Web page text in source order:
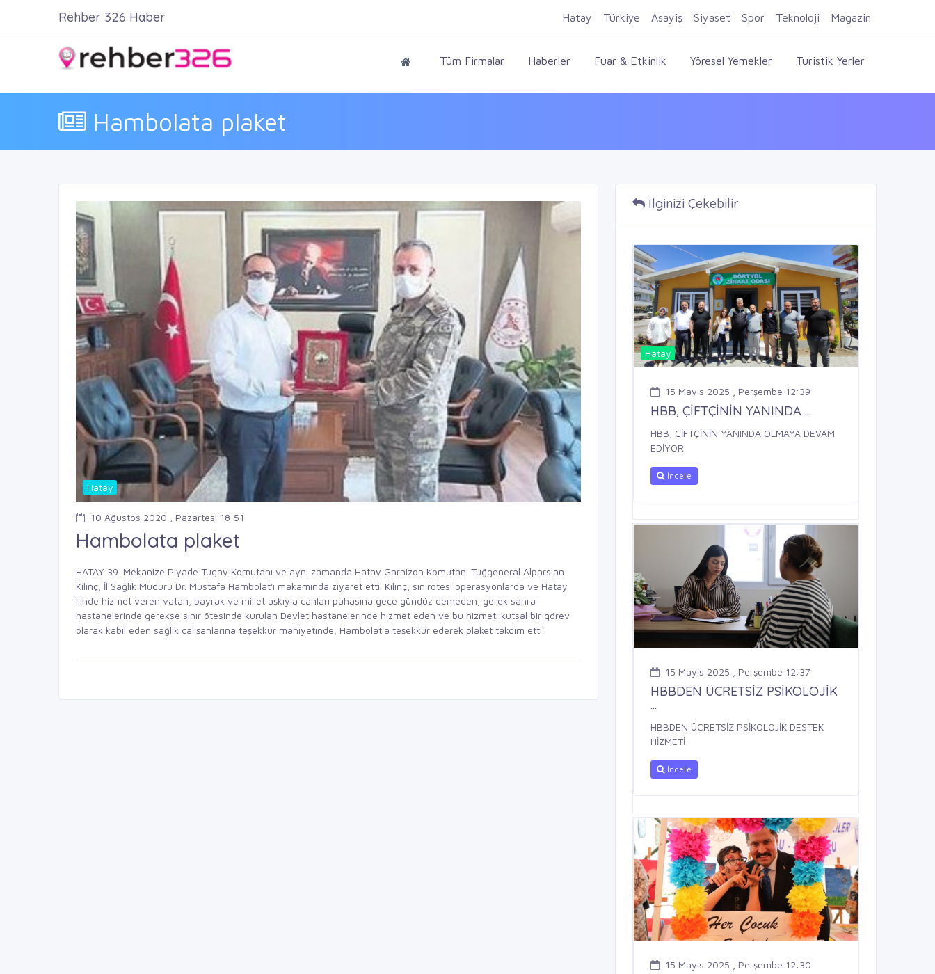
Firma Ekle Kayıt Ol Giriş Yap
Tüm Firmalar Haberler Fuar & Etkinlik Yöresel Yemekler Turistik Yerler
Hambolata plaket
Rehber 326 Haber Hatay Türkiye Asayiş Siyaset Spor Teknoloji Magazin
Hatay
10 Ağustos 2020 , Pazartesi 18:51
Hambolata plaket
HATAY 39. Mekanize Piyade Tugay Komutanı ve aynı zamanda Hatay Garnizon Komutanı Tuğgeneral Alparslan
Kılınç, İl Sağlık Müdürü Dr. Mustafa Hambolat'ı makamında ziyaret etti. Kılınç, sınırötesi operasyonlarda ve Hatay
ilinde hizmet veren vatan, bayrak ve millet aşkıyla canları pahasına gece gündüz demeden, gerek sahra
hastanelerinde gerekse sınır ötesinde kurulan Devlet hastanelerinde hizmet eden ve bu hizmeti kutsal bir görev
olarak kabil eden sağlık çalışanlarına teşekkür mahiyetinde, Hambolat'a teşekkür ederek plaket takdim etti.
İlginizi Çekebilir
Hatay
15 Mayıs 2025 , Perşembe 12:39
HBB, ÇİFTÇİNİN YANINDA ...
HBB, ÇİFTÇİNİN YANINDA OLMAYA DEVAM
EDİYOR
İncele
15 Mayıs 2025 , Perşembe 12:37
HBBDEN ÜCRETSİZ PSİKOLOJİK
...
HBBDEN ÜCRETSİZ PSİKOLOJİK DESTEK
HİZMETİ
İncele
15 Mayıs 2025 , Perşembe 12:30